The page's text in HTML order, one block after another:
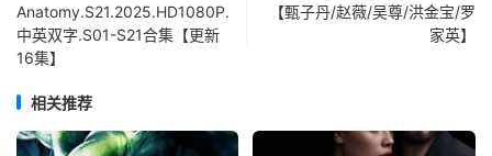
Anatomy.S21.2025.HD1080P.
中英双字.S01-S21合集【更新
16集】
【甄子丹/赵薇/吴尊/洪金宝/罗
家英】
相关推荐